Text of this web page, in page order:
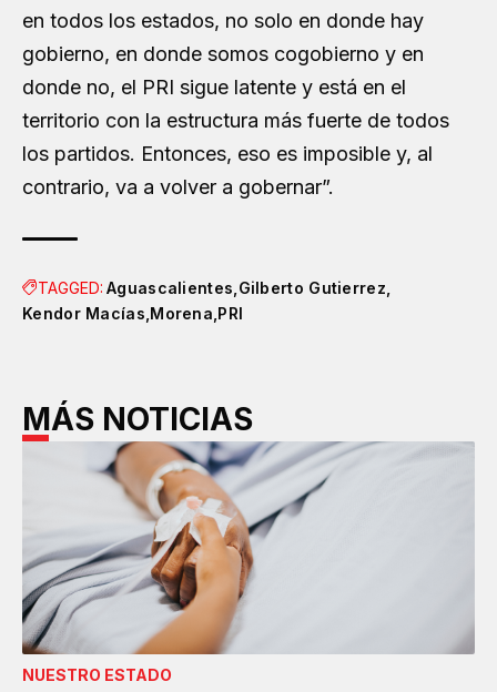
en todos los estados, no solo en donde hay
gobierno, en donde somos cogobierno y en
donde no, el PRI sigue latente y está en el
territorio con la estructura más fuerte de todos
los partidos. Entonces, eso es imposible y, al
contrario, va a volver a gobernar”.
TAGGED: Aguascalientes Gilberto Gutierrez
Kendor Macías Morena PRI
MÁS NOTICIAS
NUESTRO ESTADO